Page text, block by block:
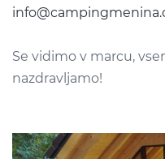
Se vidimo v marcu,
nazdravljamo!